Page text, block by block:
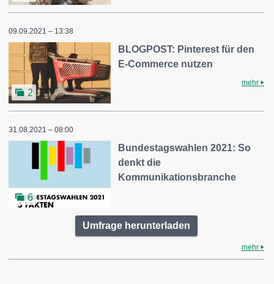
09.09.2021 – 13:38
2
BLOGPOST: Pinterest für den
E-Commerce nutzen
mehr
31.08.2021 – 08:00
6
Bundestagswahlen 2021: So
denkt die
Kommunikationsbranche
Umfrage herunterladen
mehr